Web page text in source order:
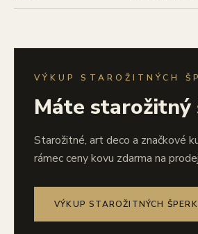
VÝKUP STAROŽITNÝCH
Máte starožitný
Starožitné, art deco a značkové
rámec ceny kovu zdarma na
VÝKUP STAROŽITNÝCH